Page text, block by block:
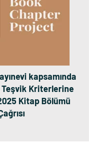
kapsamında
Kriterlerine
Kitap Bölümü